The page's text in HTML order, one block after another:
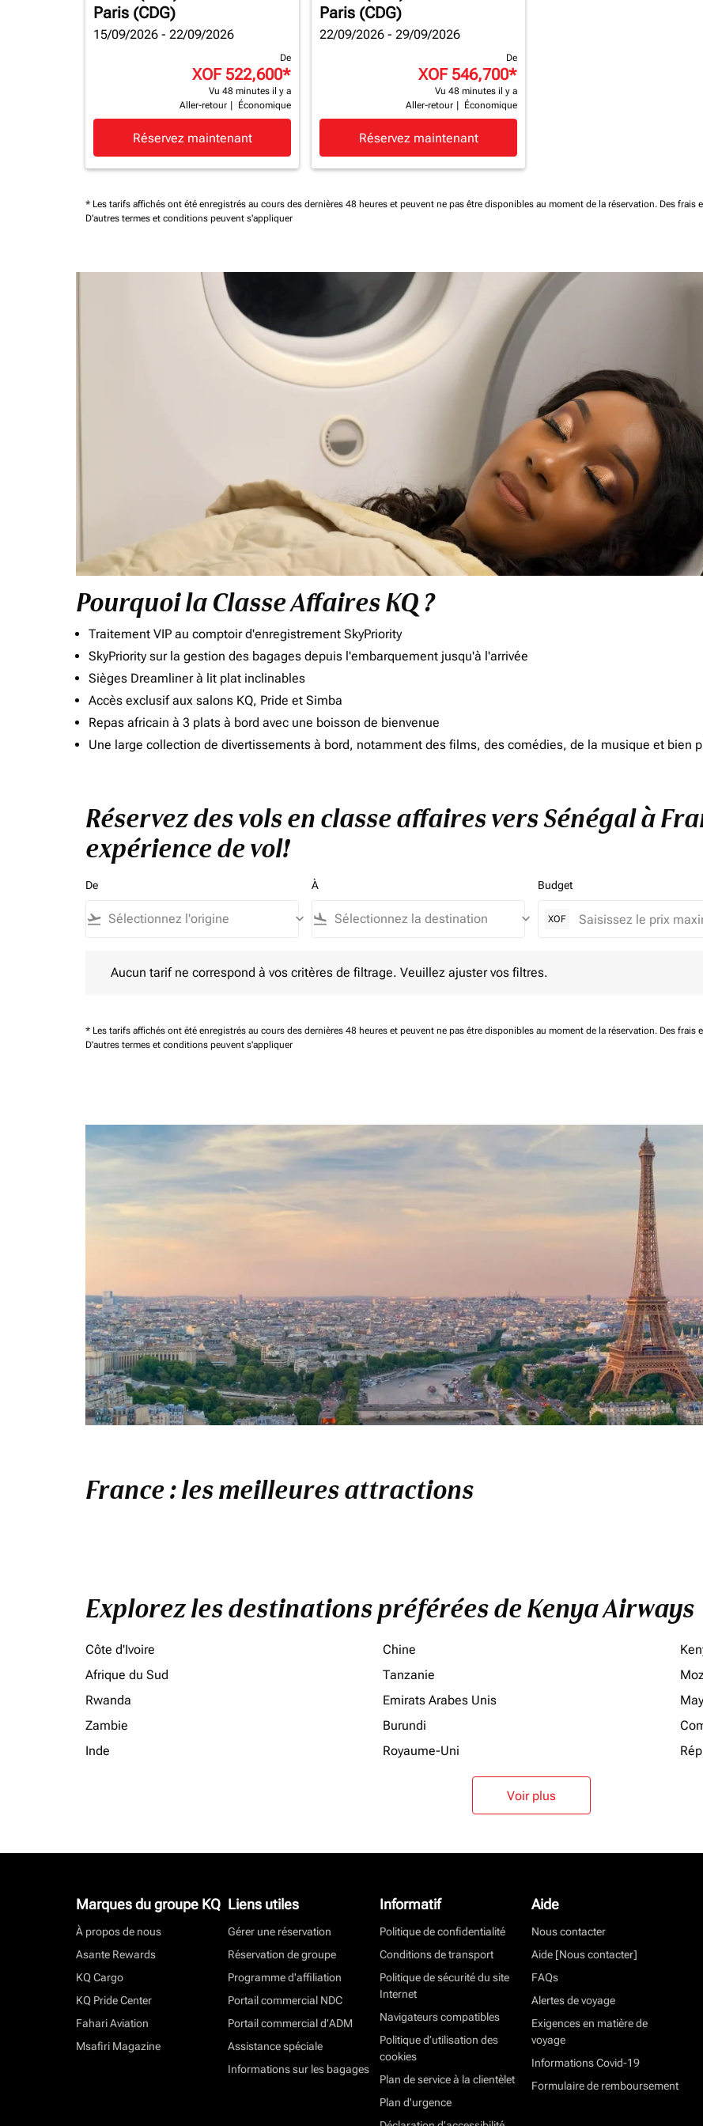
Paris (CDG)
15/09/2026 - 22/09/2026
De
XOF 522,600*
Vu 48 minutes il y a
Aller-retour
Économique
Réservez maintenant
Paris (CDG)
22/09/2026 - 29/09/2026
De
XOF 546,700*
Vu 48 minutes il y a
Aller-retour
Économique
Réservez maintenant
* Les tarifs affichés ont été enregistrés au cours des dernières 48 heures et peuvent ne pas être disponibles au moment de la réservation. Des frais
D'autres termes et conditions peuvent s'appliquer
Pourquoi la Classe Affaires KQ ?
Traitement VIP au comptoir d'enregistrement SkyPriority
SkyPriority sur la gestion des bagages depuis l'embarquement jusqu'à l'arrivée
Sièges Dreamliner à lit plat inclinables
Accès exclusif aux salons KQ, Pride et Simba
Repas africain à 3 plats à bord avec une boisson de bienvenue
Une large collection de divertissements à bord, notamment des films, des comédies, de la musique et bien
Réservez des vols en classe affaires vers Sénégal à
expérience de vol!
De
flight_takeoff keyboard_arrow_down
À
flight_land keyboard_arrow_down
Budget
XOF
Aucun tarif ne correspond à vos critères de filtrage. Veuillez ajuster vos filtres.
* Les tarifs affichés ont été enregistrés au cours des dernières 48 heures et peuvent ne pas être disponibles au moment de la réservation. Des frais
D'autres termes et conditions peuvent s'appliquer
France : les meilleures attractions
Explorez les destinations préférées de Kenya Airways
Côte d'Ivoire Chine
Afrique du Sud
Tanzanie
Rwanda
Emirats Arabes Unis
Zambie
Burundi
Inde
Royaume-Uni
Voir plus
Marques du groupe KQ
À propos de nous
Asante Rewards
KQ Cargo
KQ Pride Center
Fahari Aviation
Msafiri Magazine
Liens utiles
Gérer une réservation
Réservation de groupe
Programme d'affiliation
Portail commercial NDC
Portail commercial d’ADM
Assistance spéciale
Informations sur les bagages
Informatif
Politique de confidentialité
Conditions de transport
Politique de sécurité du site
Internet
Navigateurs compatibles
Politique d’utilisation des
cookies
Plan de service à la clientèlet
Plan d'urgence
Aide
Nous contacter
Aide [Nous contacter]
FAQs
Alertes de voyage
Exigences en matière de
voyage
Informations Covid-19
Formulaire de remboursement